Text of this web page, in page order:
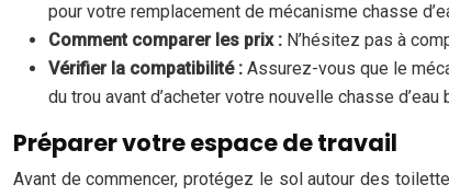
pour votre remplacement de mécanisme chasse
Comment comparer les prix : N’hésitez pas à
Vérifier la compatibilité :Assurez-vous que le
du trou avant d’acheter votre nouvelle chasse d’eau
Préparer votre espace de travail
Avant de commencer, protégez le sol autour des